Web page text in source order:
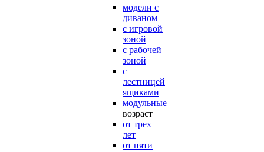
модели с
диваном
с игровой
зоной
с рабочей
зоной
с
лестницей
ящиками
модульные
возраст
от трех
лет
от пяти